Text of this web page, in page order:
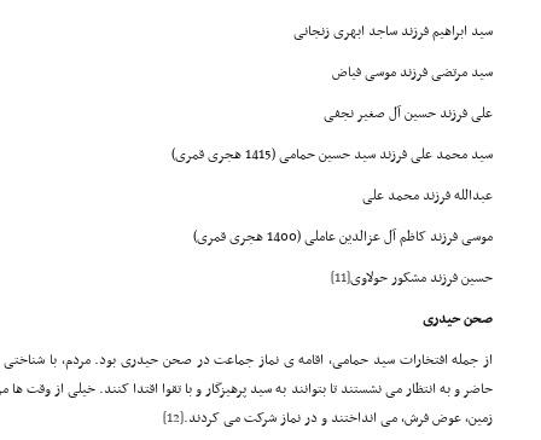
سید ابراهیم فرزند ساجد ابهری زنجانی
سید مرتضی فرزند موسی فیاض
علی فرزند حسین آل صغیر نجفی
سید محمد علی فرزند سید حسین حمامی (1415 هجری قمری)
عبدالله فرزند محمد علی
موسی فرزند کاظم آل عزالدین عاملی (1400 هجری قمری)
حسین فرزند مشکور حولاوی[11]
صحن حیدری
از جمله افتخارات سید حمامی، اقامه ی نماز جماعت در صحن حیدری بود. مردم، با
حاضر و به انتظار می نشستند تا بتوانند به سید پرهیزگار و با تقوا اقتدا کنند. خیلی از وقت
زمین، عوض فرش، می انداختند و در نماز شرکت می کردند.[12]